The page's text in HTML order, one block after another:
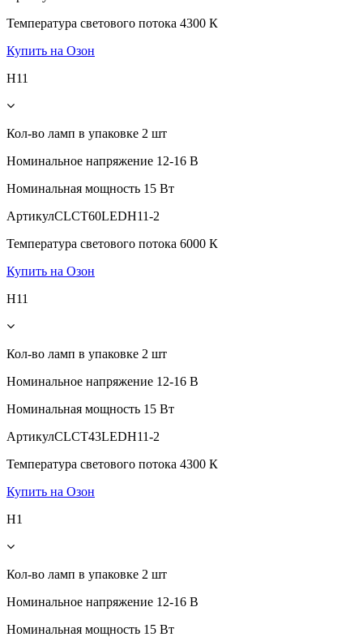
Температура светового потока 4300 К
Купить на Озон
H11
Кол-во ламп в упаковке 2 шт
Номинальное напряжение 12-16 В
Номинальная мощность 15 Вт
АртикулCLCT60LEDH11-2
Температура светового потока 6000 К
Купить на Озон
H11
Кол-во ламп в упаковке 2 шт
Номинальное напряжение 12-16 В
Номинальная мощность 15 Вт
АртикулCLCT43LEDH11-2
Температура светового потока 4300 К
Купить на Озон
H1
Кол-во ламп в упаковке 2 шт
Номинальное напряжение 12-16 В
Номинальная мощность 15 Вт